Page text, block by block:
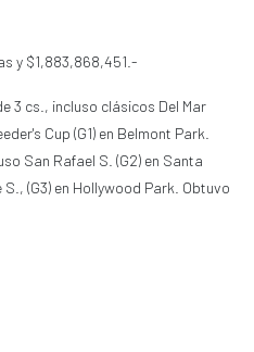
y $1,883,868,451.-
3 cs., incluso clásicos Del Mar
Cup (G1) en Belmont Park.
San Rafael S. (G2) en Santa
(G3) en Hollywood Park. Obtuvo